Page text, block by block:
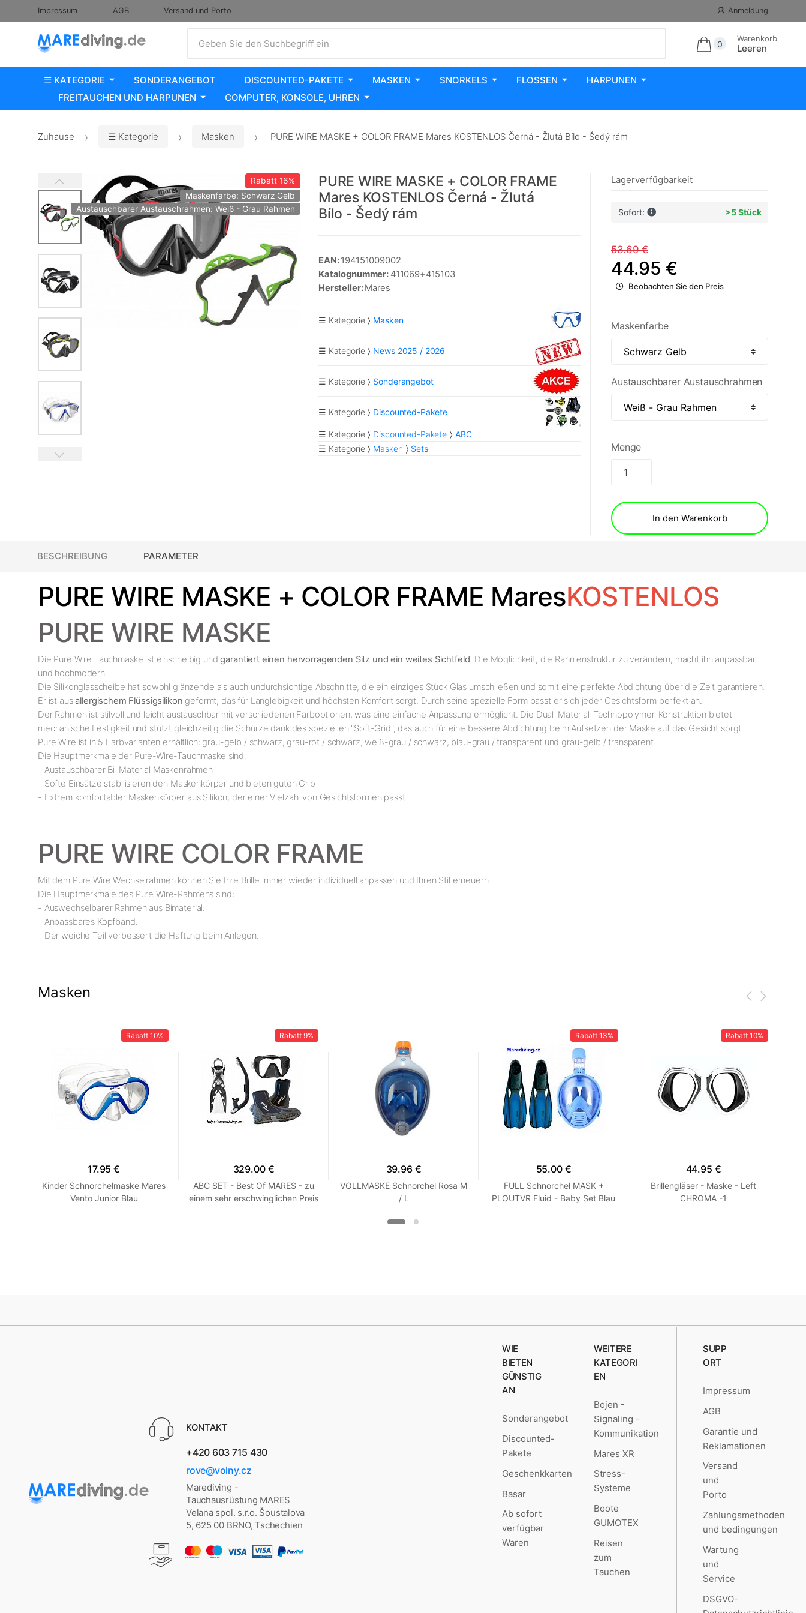
Impressum AGB Versand und Porto Anmeldung
Geben Sie den Suchbegriff ein
0
Warenkorb
Leeren
☰ KATEGORIE SONDERANGEBOT DISCOUNTED-PAKETE MASKEN SNORKELS FLOSSEN
HARPUNEN
FREITAUCHEN UND HARPUNEN
COMPUTER, KONSOLE, UHREN
Zuhause ☰ Kategorie Masken PURE WIRE MASKE + COLOR FRAME Mares KOSTENLOS Černá - Žlutá Bílo - Šedý rám
Rabatt16%
Maskenfarbe: Schwarz Gelb
Austauschbarer Austauschrahmen: Weiß - Grau Rahmen
PURE WIRE MASKE + COLOR FRAME
Mares KOSTENLOS Černá - Žlutá
Bílo - Šedý rám
EAN:194151009002
Katalognummer: 411069+415103
Hersteller:Mares
☰ Kategorie Masken
☰ Kategorie News 2025 / 2026
☰ Kategorie Sonderangebot
☰ Kategorie Discounted-Pakete
☰ Kategorie Discounted-Pakete
ABC
☰ Kategorie
Masken Sets
Lagerverfügbarkeit
Sofort: >5 Stück
53.69 €
44.95 €
Beobachten Sie den Preis
Maskenfarbe
Austauschbarer Austauschrahmen
Menge
In den Warenkorb
BESCHREIBUNG PARAMETER
PURE WIRE MASKE + COLOR FRAME MaresKOSTENLOS
PURE WIRE MASKE
Die Pure Wire Tauchmaske ist einscheibig undgarantiert einen hervorragenden Sitz und ein weites Sichtfeld. Die Möglichkeit, die Rahmenstruktur zu verändern, macht ihn anpassbar
und hochmodern.
Die Silikonglasscheibe hat sowohl glänzende als auch undurchsichtige Abschnitte, die ein einziges Stück Glas umschließen und somit eine perfekte Abdichtung über die Zeit garantieren.
Er ist ausallergischem Flüssigsilikon geformt, das für Langlebigkeit und höchsten Komfort sorgt. Durch seine spezielle Form passt er sich jeder Gesichtsform perfekt an.
Der Rahmen ist stilvoll und leicht austauschbar mit verschiedenen Farboptionen, was eine einfache Anpassung ermöglicht. Die Dual-Material-Technopolymer-Konstruktion bietet
mechanische Festigkeit und stützt gleichzeitig die Schürze dank des speziellen "Soft-Grid", das auch für eine bessere Abdichtung beim Aufsetzen der Maske auf das Gesicht sorgt.
Pure Wire ist in 5 Farbvarianten erhältlich: grau-gelb / schwarz, grau-rot / schwarz, weiß-grau / schwarz, blau-grau / transparent und grau-gelb / transparent.
Die Hauptmerkmale der Pure-Wire-Tauchmaske sind:
- Austauschbarer Bi-Material Maskenrahmen
- Softe Einsätze stabilisieren den Maskenkörper und bieten guten Grip
- Extrem komfortabler Maskenkörper aus Silikon, der einer Vielzahl von Gesichtsformen passt
PURE WIRE COLOR FRAME
Mit dem Pure Wire Wechselrahmen können Sie Ihre Brille immer wieder individuell anpassen und Ihren Stil erneuern.
Die Hauptmerkmale des Pure Wire-Rahmens sind:
- Auswechselbarer Rahmen aus Bimaterial.
- Anpassbares Kopfband.
- Der weiche Teil verbessert die Haftung beim Anlegen.
Masken
Rabatt 10%
17.95 €
Kinder Schnorchelmaske Mares
Vento Junior Blau
Rabatt 9%
329.00 €
ABC SET - Best Of MARES - zu
einem sehr erschwinglichen Preis
39.96 €
VOLLMASKE Schnorchel Rosa M
/ L
Rabatt 13%
55.00 €
FULL Schnorchel MASK +
PLOUTVR Fluid - Baby Set Blau
Rabatt 10%
44.95 €
Brillengläser - Maske - Left
CHROMA -1
KONTAKT
+420 603 715 430
rove@volny.cz
Marediving -
Tauchausrüstung MARES
Velana spol. s.r.o. Šoustalova
5, 625 00 BRNO, Tschechien
WIE
BIETEN
GÜNSTIG
AN
Sonderangebot
Discounted-
Pakete
Geschenkkarten
Basar
Ab sofort
verfügbar
Waren
WEITERE
KATEGORI
EN
Bojen -
Signaling -
Kommunikation
Mares XR
Stress-
Systeme
Boote
GUMOTEX
Reisen
zum
Tauchen
SUPP
ORT
Impressum
AGB
Garantie und
Reklamationen
Versand
und
Porto
Zahlungsmethoden
und bedingungen
Wartung
und
Service
DSGVO-